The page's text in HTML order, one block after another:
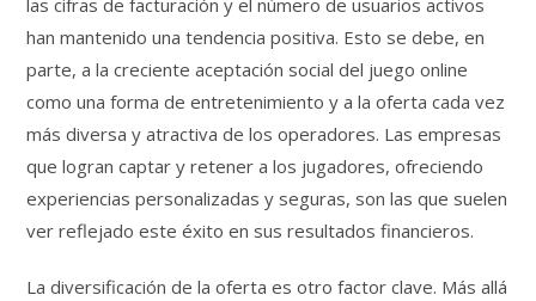
las cifras de facturación y el número de usuarios activos
han mantenido una tendencia positiva. Esto se debe, en
parte, a la creciente aceptación social del juego online
como una forma de entretenimiento y a la oferta cada vez
más diversa y atractiva de los operadores. Las empresas
que logran captar y retener a los jugadores, ofreciendo
experiencias personalizadas y seguras, son las que suelen
ver reflejado este éxito en sus resultados financieros.
La diversificación de la oferta es otro factor clave. Más allá